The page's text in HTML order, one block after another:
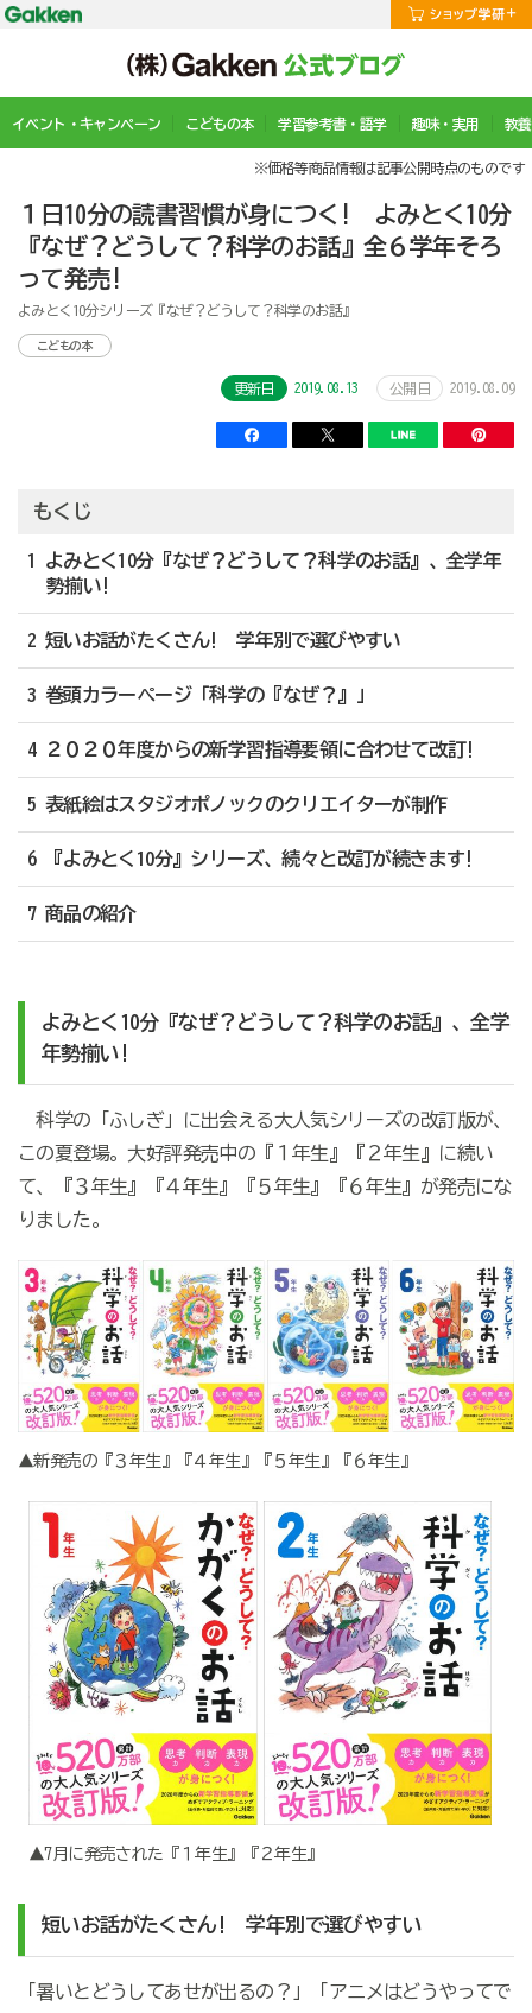
イベント・キャンペーン こどもの本 学習参考書・語学 趣味・実用 教
※価格等商品情報は記事公開時点のものです
１日10分の読書習慣が身につく! よみとく10分
『なぜ？どうして？科学のお話』全６学年そろ
って発売!
よみとく10分シリーズ『なぜ？どうして？科学のお話』
こどもの本
更新日 2019.08.13 公開日 2019.08.09
もくじ
1 よみとく10分『なぜ？どうして？科学のお話』、全学年
勢揃い!
2 短いお話がたくさん! 学年別で選びやすい
3 巻頭カラーページ「科学の『なぜ？』」
4 ２０２０年度からの新学習指導要領に合わせて改訂!
5 表紙絵はスタジオポノックのクリエイターが制作
6 『よみとく10分』シリーズ、続々と改訂が続きます!
7 商品の紹介
よみとく10分『なぜ？どうして？科学のお話』、全学
年勢揃い!
科学の「ふしぎ」に出会える大人気シリーズの改訂版が、
この夏登場。大好評発売中の『１年生』『２年生』に続い
て、『３年生』『４年生』『５年生』『６年生』が発売にな
りました。
▲新発売の『３年生』『４年生』『５年生』『６年生』
▲7月に発売された『１年生』『２年生』
短いお話がたくさん! 学年別で選びやすい
「暑いとどうしてあせが出るの？」「アニメはどうやってで